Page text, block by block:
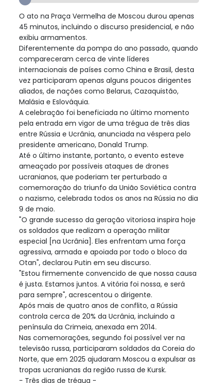
O ato na Praça Vermelha de Moscou durou apenas
45 minutos, incluindo o discurso presidencial, e não
exibiu armamentos.
Diferentemente da pompa do ano passado, quando
compareceram cerca de vinte líderes
internacionais de países como China e Brasil, desta
vez participaram apenas alguns poucos dirigentes
aliados, de nações como Belarus, Cazaquistão,
Malásia e Eslováquia.
A celebração foi beneficiada no último momento
pela entrada em vigor de uma trégua de três dias
entre Rússia e Ucrânia, anunciada na véspera pelo
presidente americano, Donald Trump.
Até o último instante, portanto, o evento esteve
ameaçado por possíveis ataques de drones
ucranianos, que poderiam ter perturbado a
comemoração do triunfo da União Soviética contra
o nazismo, celebrada todos os anos na Rússia no dia
9 de maio.
"O grande sucesso da geração vitoriosa inspira hoje
os soldados que realizam a operação militar
especial [na Ucrânia]. Eles enfrentam uma força
agressiva, armada e apoiada por todo o bloco da
Otan", declarou Putin em seu discurso.
"Estou firmemente convencido de que nossa causa
é justa. Estamos juntos. A vitória foi nossa, e será
para sempre", acrescentou o dirigente.
Após mais de quatro anos de conflito, a Rússia
controla cerca de 20% da Ucrânia, incluindo a
península da Crimeia, anexada em 2014.
Nas comemorações, segundo foi possível ver na
televisão russa, participaram soldados da Coreia do
Norte, que em 2025 ajudaram Moscou a expulsar as
tropas ucranianas da região russa de Kursk.
- Três dias de trégua -